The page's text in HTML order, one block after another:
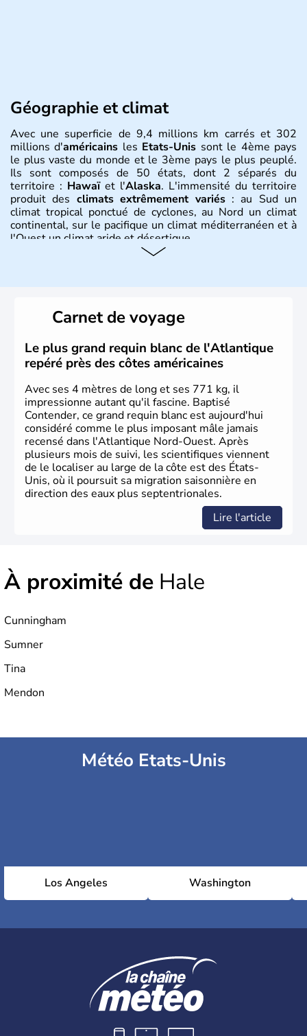
Géographie et climat
Avec une superficie de 9,4 millions km carrés et 302
millions d'américains les Etats-Unis sont le 4ème pays
le plus vaste du monde et le 3ème pays le plus peuplé.
Ils sont composés de 50 états, dont 2 séparés du
territoire : Hawaïet l'Alaska. L'immensité du territoire
produit des climats extrêmement variés: au Sud un
climat tropical ponctué de cyclones, au Nord un climat
continental, sur le pacifique un climat méditerranéen et à
l'Ouest un climat aride et désertique.
Plusieurs populations se sont succédées avant l'arrivée
des européens, suite à la découverte du continent par
Christophe Colomb en 1492. Les 13 colonies
britanniques proclament la Déclaration d'indépendance
en 1776 et adoptent leur première constitution en 1787.
La conquête de l'Ouest marque ensuite l'entrée dans une
phase de développement intense.
Carnet de voyage
Le plus grand requin blanc de l'Atlantique
repéré près des côtes américaines
Avec ses 4 mètres de long et ses 771 kg, il
impressionne autant qu'il fascine. Baptisé
Contender, ce grand requin blanc est aujourd'hui
considéré comme le plus imposant mâle jamais
recensé dans l'Atlantique Nord-Ouest. Après
plusieurs mois de suivi, les scientifiques viennent
de le localiser au large de la côte est des États-
Unis, où il poursuit sa migration saisonnière en
direction des eaux plus septentrionales.
Lire l'article
À proximité de Hale
Cunningham
Sumner
Tina
Mendon
Météo Etats-Unis
Los Angeles Washington